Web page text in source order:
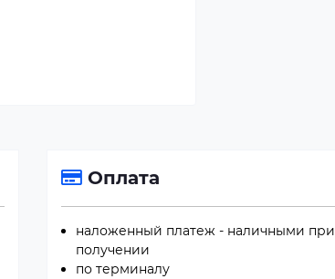
Оплата
наложенный платеж - наличными при
получении
по терминалу